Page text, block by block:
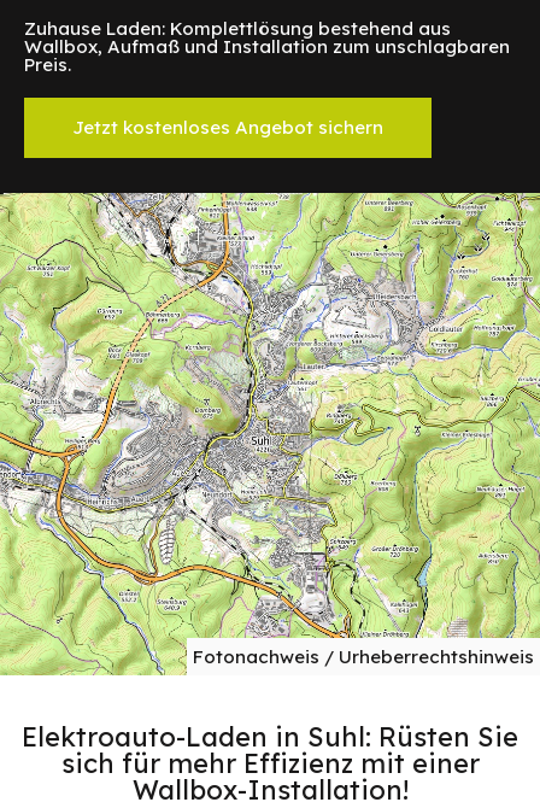
Zuhause Laden: Komplettlösung bestehend aus
Wallbox, Aufmaß und Installation zum unschlagbaren
Preis.
Jetzt kostenloses Angebot sichern
Fotonachweis / Urheberrechtshinweis
Elektroauto-Laden in Suhl: Rüsten Sie
sich für mehr Effizienz mit einer
Wallbox-Installation!